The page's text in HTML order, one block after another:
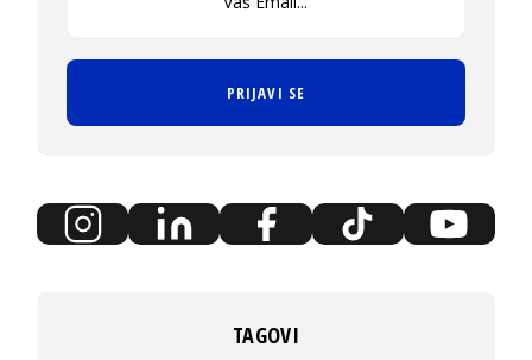
PRIJAVI SE
TAGOVI